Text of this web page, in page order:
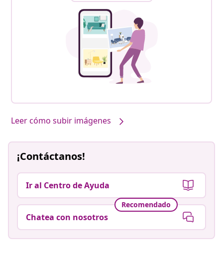
Leer cómo subir imágenes
¡Contáctanos!
Ir al Centro de Ayuda
Recomendado
Chatea con nosotros